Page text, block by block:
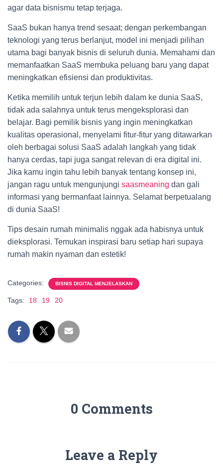
agar data bisnismu tetap terjaga.
SaaS bukan hanya trend sesaat; dengan perkembangan
teknologi yang terus berlanjut, model ini menjadi pilihan
utama bagi banyak bisnis di seluruh dunia. Memahami dan
memanfaatkan SaaS membuka peluang baru yang dapat
meningkatkan efisiensi dan produktivitas.
Ketika memilih untuk terjun lebih dalam ke dunia SaaS,
tidak ada salahnya untuk terus mengeksplorasi dan
belajar. Bagi pemilik bisnis yang ingin meningkatkan
kualitas operasional, menyelami fitur-fitur yang ditawarkan
oleh berbagai solusi SaaS adalah langkah yang tidak
hanya cerdas, tapi juga sangat relevan di era digital ini.
Jika kamu ingin tahu lebih banyak tentang konsep ini,
jangan ragu untuk mengunjungi saasmeaning dan gali
informasi yang bermanfaat lainnya. Selamat berpetualang
di dunia SaaS!
Tips desain rumah minimalis nggak ada habisnya untuk
dieksplorasi. Temukan inspirasi baru setiap hari supaya
rumah makin nyaman dan estetik!
Categories: BISNIS DIGITAL MENJELASKAN
Tags: 18 19 20
0 Comments
Leave a Reply